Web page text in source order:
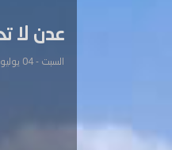
عدن لا
السبت - 04 يوليو 2026 - الساعة 11:49 ص